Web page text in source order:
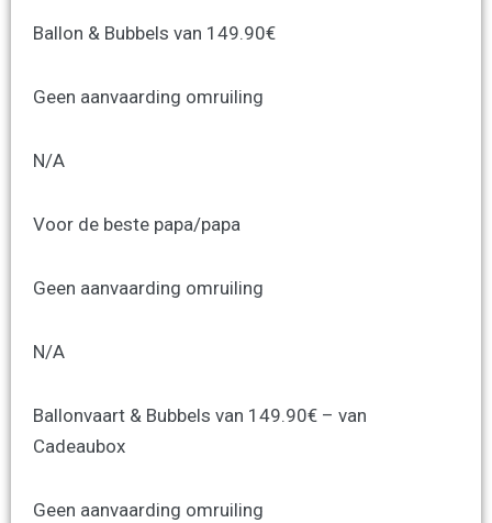
Ballon & Bubbels van 149.90€
Geen aanvaarding omruiling
N/A
Voor de beste papa/papa
Geen aanvaarding omruiling
N/A
Ballonvaart & Bubbels van 149.90€ – van
Cadeaubox
Geen aanvaarding omruiling